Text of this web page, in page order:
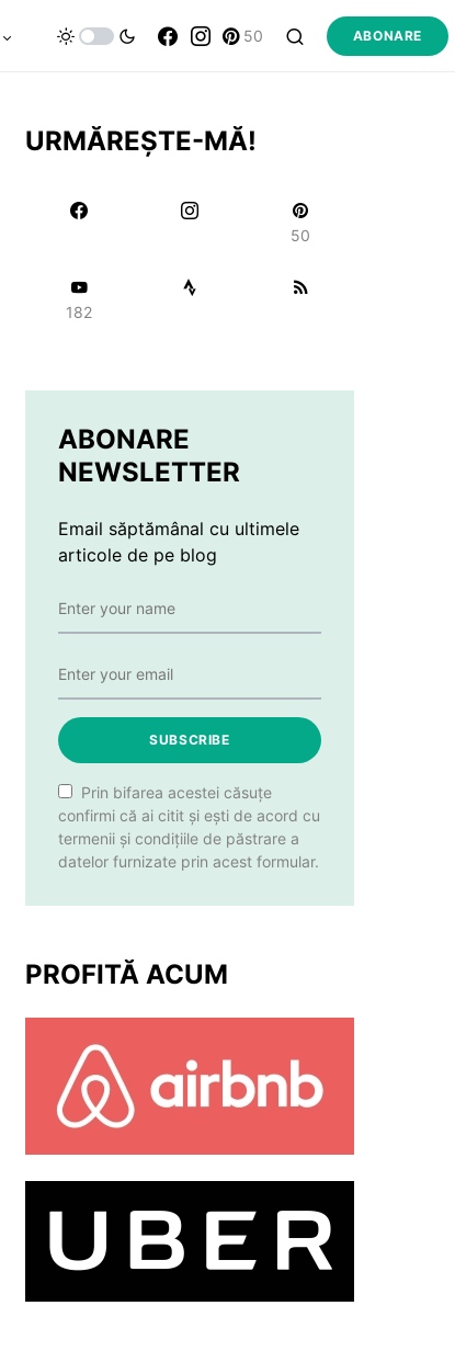
50 ABONARE
URMĂREȘTE-MĂ!
50
182
ABONARE
NEWSLETTER
Email săptămânal cu ultimele
articole de pe blog
SUBSCRIBE
Prin bifarea acestei căsuțe
confirmi că ai citit și ești de acord cu
termenii și condițiile de păstrare a
datelor furnizate prin acest formular.
PROFITĂ ACUM